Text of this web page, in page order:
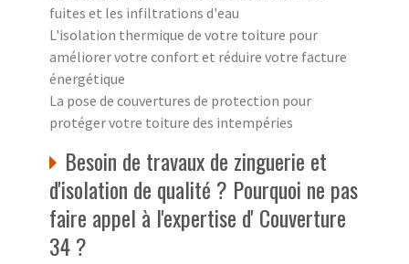
fuites et les infiltrations d'eau
L'isolation thermique de votre toiture pour
améliorer votre confort et réduire votre facture
énergétique
La pose de couvertures de protection pour
protéger votre toiture des intempéries
Besoin de travaux de zinguerie et
d'isolation de qualité ? Pourquoi ne pas
faire appel à l'expertise d' Couverture
34 ?